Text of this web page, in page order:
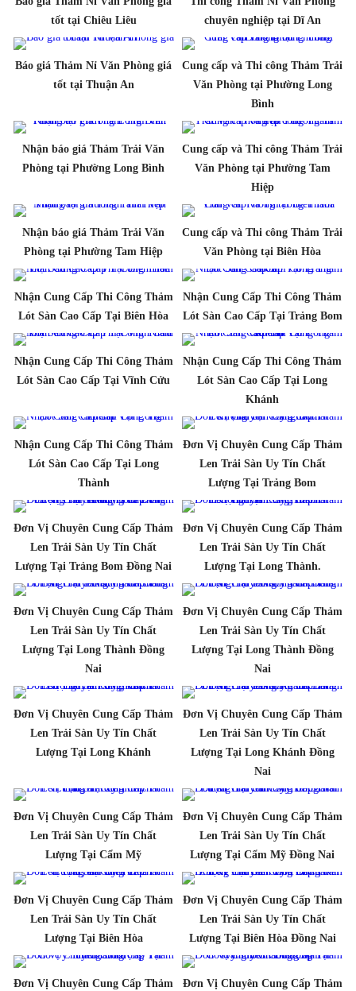
tốt tại Chiêu Liêu
chuyên nghiệp tại Dĩ An
Báo giá Thảm Nỉ Văn Phòng giá
tốt tại Thuận An
Cung cấp và Thi công Thảm Trải
Văn Phòng tại Phường Long
Bình
Nhận báo giá Thảm Trải Văn
Phòng tại Phường Long Bình
Cung cấp và Thi công Thảm Trải
Văn Phòng tại Phường Tam
Hiệp
Nhận báo giá Thảm Trải Văn
Phòng tại Phường Tam Hiệp
Cung cấp và Thi công Thảm Trải
Văn Phòng tại Biên Hòa
Nhận Cung Cấp Thi Công Thảm
Lót Sàn Cao Cấp Tại Biên Hòa
Nhận Cung Cấp Thi Công Thảm
Lót Sàn Cao Cấp Tại Trảng Bom
Nhận Cung Cấp Thi Công Thảm
Lót Sàn Cao Cấp Tại Vĩnh Cửu
Nhận Cung Cấp Thi Công Thảm
Lót Sàn Cao Cấp Tại Long
Khánh
Nhận Cung Cấp Thi Công Thảm
Lót Sàn Cao Cấp Tại Long
Thành
Đơn Vị Chuyên Cung Cấp Thảm
Len Trải Sàn Uy Tín Chất
Lượng Tại Trảng Bom
Đơn Vị Chuyên Cung Cấp Thảm
Len Trải Sàn Uy Tín Chất
Lượng Tại Trảng Bom Đồng Nai
Đơn Vị Chuyên Cung Cấp Thảm
Len Trải Sàn Uy Tín Chất
Lượng Tại Long Thành.
Đơn Vị Chuyên Cung Cấp Thảm
Len Trải Sàn Uy Tín Chất
Lượng Tại Long Thành Đồng
Nai
Đơn Vị Chuyên Cung Cấp Thảm
Len Trải Sàn Uy Tín Chất
Lượng Tại Long Thành Đồng
Nai
Đơn Vị Chuyên Cung Cấp Thảm
Len Trải Sàn Uy Tín Chất
Lượng Tại Long Khánh
Đơn Vị Chuyên Cung Cấp Thảm
Len Trải Sàn Uy Tín Chất
Lượng Tại Long Khánh Đồng
Nai
Đơn Vị Chuyên Cung Cấp Thảm
Len Trải Sàn Uy Tín Chất
Lượng Tại Cẩm Mỹ
Đơn Vị Chuyên Cung Cấp Thảm
Len Trải Sàn Uy Tín Chất
Lượng Tại Cẩm Mỹ Đồng Nai
Đơn Vị Chuyên Cung Cấp Thảm
Len Trải Sàn Uy Tín Chất
Lượng Tại Biên Hòa
Đơn Vị Chuyên Cung Cấp Thảm
Len Trải Sàn Uy Tín Chất
Lượng Tại Biên Hòa Đồng Nai
Đơn Vị Chuyên Cung Cấp Thảm
Đơn Vị Chuyên Cung Cấp Thảm